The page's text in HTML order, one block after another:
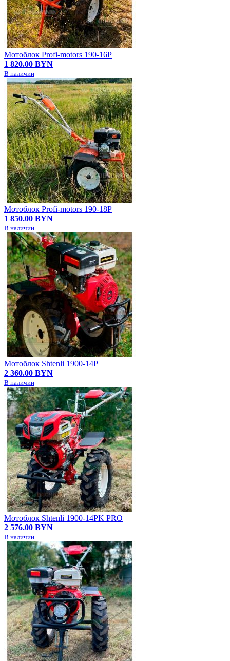
Мотоблок Profi-motors 190-16P
1 820.00 BYN
В наличии
Мотоблок Profi-motors 190-18P
1 850.00 BYN
В наличии
Мотоблок Shtenli 1900-14P
2 360.00 BYN
В наличии
Мотоблок Shtenli 1900-14PK PRO
2 576.00 BYN
В наличии